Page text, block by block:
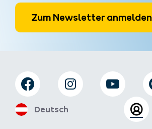
Zum Newsletter anmelden
Deutsch